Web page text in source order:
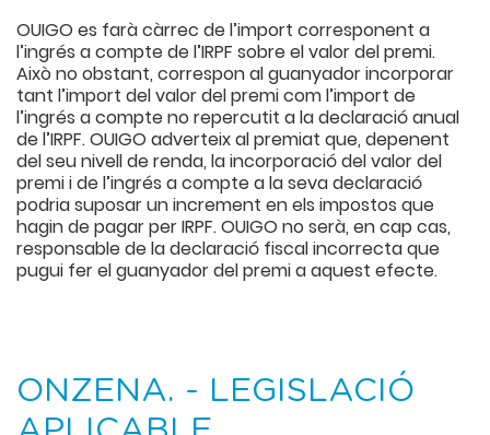
OUIGO es farà càrrec de l’import corresponent a
l’ingrés a compte de l’IRPF sobre el valor del premi.
Això no obstant, correspon al guanyador incorporar
tant l’import del valor del premi com l’import de
l’ingrés a compte no repercutit a la declaració anual
de l’IRPF. OUIGO adverteix al premiat que, depenent
del seu nivell de renda, la incorporació del valor del
premi i de l’ingrés a compte a la seva declaració
podria suposar un increment en els impostos que
hagin de pagar per IRPF. OUIGO no serà, en cap cas,
responsable de la declaració fiscal incorrecta que
pugui fer el guanyador del premi a aquest efecte.
ONZENA. - LEGISLACIÓ